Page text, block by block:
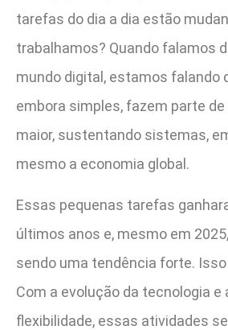
tarefas do dia a dia estão
trabalhamos? Quando falamos
mundo digital, estamos falando
embora simples, fazem parte
maior, sustentando sistemas,
mesmo a economia global.
Essas pequenas tarefas
últimos anos e, mesmo em
sendo uma tendência forte.
Com a evolução da tecnologia e
flexibilidade, essas atividades